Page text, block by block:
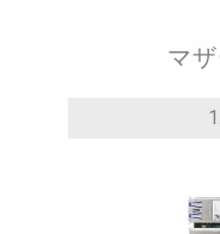
マ